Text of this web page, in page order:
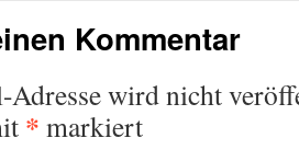
Kommentar
wird nicht
* markiert